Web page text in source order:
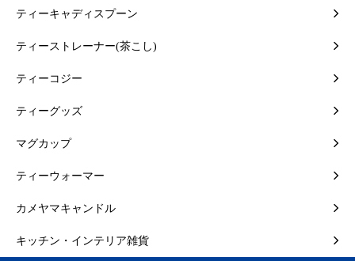
ティーキャディスプーン
ティーストレーナー(茶こし)
ティーコジー
ティーグッズ
マグカップ
ティーウォーマー
カメヤマキャンドル
キッチン・インテリア雑貨